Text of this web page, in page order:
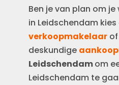
Ben je van plan om
in Leidschendam
verkoopmakelaar
deskundige
Leidschendamom
Leidschendam te